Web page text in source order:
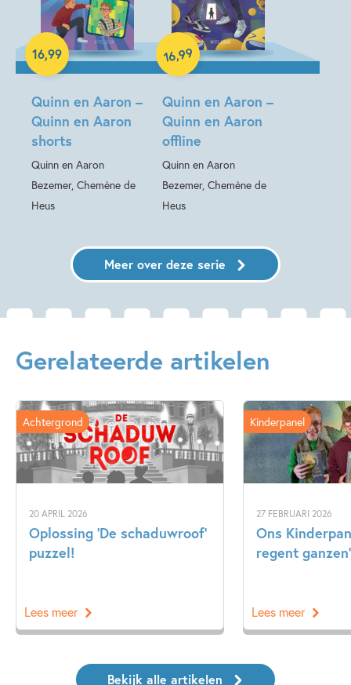
Quinn en Aaron –
Quinn en Aaron
shorts
Quinn en Aaron
Bezemer, Chemène de
Heus
16,99
Hardcover
Quinn en Aaron –
Quinn en Aaron
offline
Quinn en Aaron
Bezemer, Chemène de
Heus
16,99
Hardcover
Meer over deze serie
Gerelateerde artikelen
20 APRIL 2026
Oplossing ‘De schaduwroof’
puzzel!
Achtergrond
Lees meer
27 FEBRUARI 2026
Ons
regent ganzen’
Kinderpanel
Lees meer
Bekijk alle artikelen